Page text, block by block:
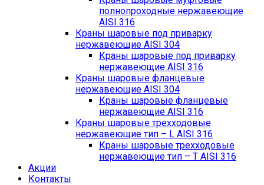
полнопроходные нержавеющие
AISI 316
Краны шаровые под приварку
нержавеющие AISI 304
Краны шаровые под приварку
нержавеющие AISI 316
Краны шаровые фланцевые
нержавеющие AISI 304
Краны шаровые фланцевые
нержавеющие AISI 316
Краны шаровые трехходовые
нержавеющие тип – L AISI 316
Краны шаровые трехходовые
нержавеющие тип – T AISI 316
Акции
Контакты